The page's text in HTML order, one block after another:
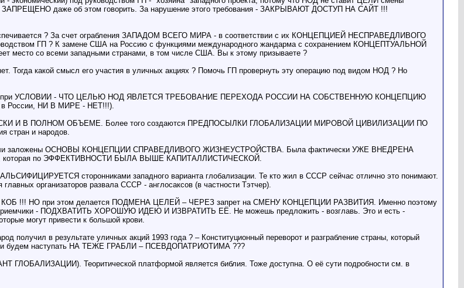
даже об этом говорить. За нарушение этого требования - ЗАКРЫВАЮТ ДОСТУП НА САЙТ !!!
? За счет ограбления ЗАПАДОМ ВСЕГО МИРА - в соответствии с их КОНЦЕПЦИЕЙ НЕСПРАВЕДЛИВОГО
ГП ? К замене США на Россию с функциями международного жандарма с сохранением КОНЦЕПТУАЛЬНОЙ
со всеми западными странами, в том числе США. Вы к этому призываете ?
какой смысл его участия в уличных акциях ? Помочь ГП провернуть эту операцию под видом НОД ? Но
при УСЛОВИИ - ЧТО ЦЕЛЬЮ НОД ЯВЛЕТСЯ ТРЕБОВАНИЕ ПЕРЕХОДА РОССИИ НА СОБСТВЕННУЮ КОНЦЕПЦИЮ
России, НИ В МИРЕ - НЕТ!!!).
И В ПОЛНОМ ОБЪЕМЕ. Более того создаются ПРЕДПОСЫЛКИ ГЛОБАЛИЗАЦИИ МИРОВОЙ ЦИВИЛИЗАЦИИ ПО
и народов.
заложены ОСНОВЫ КОНЦЕПЦИИ СПРАВЕДЛИВОГО ЖИЗНЕУСТРОЙСТВА. Была фактически УЖЕ ВНЕДРЕНА
которая по ЭФФЕКТИВНОСТИ БЫЛА ВЫШЕ КАПИТАЛЛИСТИЧЕСКОЙ.
сторонниками западного варианта глобализации. Те кто жил в СССР сейчас отлично это понимают.
организаторов развала СССР - англосаксов (в частности Тэтчер).
!!! НО при этом делается ПОДМЕНА ЦЕЛЕЙ – ЧЕРЕЗ запрет на СМЕНУ КОНЦЕПЦИИ РАЗВИТИЯ. Именно поэтому
- ПОДХВАТИТЬ ХОРОШУЮ ИДЕЮ И ИЗВРАТИТЬ ЕЁ. Не можешь предложить - возглавь. Это и есть -
могут привести к большой крови.
получил в результате уличных акций 1993 года ? – Конституционный переворот и разграбление страны, который
и будем наступать НА ТЕЖЕ ГРАБЛИ – ПСЕВДОПАТРИОТИМА ???
Теоритической платформой является библия. Тоже доступна. О её сути подробности см. в